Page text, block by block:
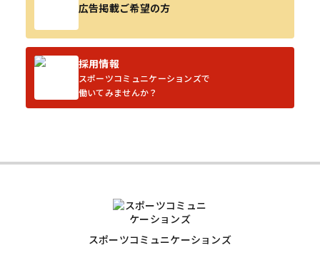
広告掲載ご希望の方
採用情報
スポーツコミュニケーションズで
働いてみませんか？
スポーツコミュニケーションズ